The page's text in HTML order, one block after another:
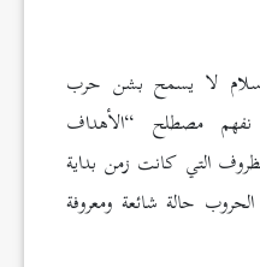
لا يسمح بشن حرب
نفهم مصطلح “الأهداف
التي كانت زمن بداية
حالة شائعة ومعروفة